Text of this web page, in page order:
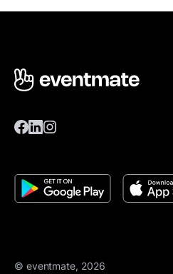
© eventmate, 2026